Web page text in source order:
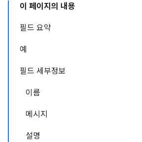
이 페이지의 내용
필드 요약
예
필드 세부정보
이름
메시지
설명